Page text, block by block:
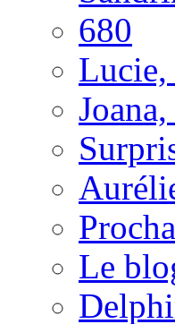
680
Lucie,
Le